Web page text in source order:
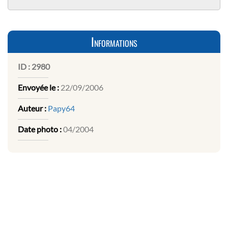
Informations
ID : 2980
Envoyée le : 22/09/2006
Auteur : Papy64
Date photo :04/2004